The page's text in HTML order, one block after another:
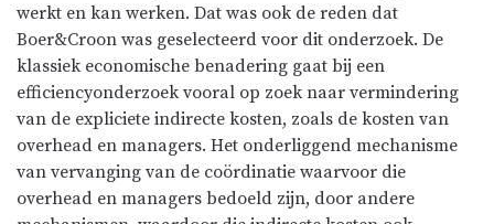
werkt en kan werken. Dat was ook de reden dat
Boer&Croon was geselecteerd voor dit onderzoek. De
klassiek economische benadering gaat bij een
efficiencyonderzoek vooral op zoek naar vermindering
van de expliciete indirecte kosten, zoals de kosten van
overhead en managers. Het onderliggend mechanisme
van vervanging van de coördinatie waarvoor die
overhead en managers bedoeld zijn, door andere